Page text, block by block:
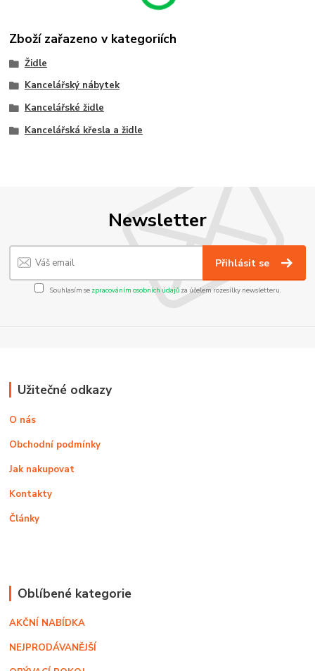
Zboží zařazeno v kategoriích
Židle
Kancelářský nábytek
Kancelářské židle
Kancelářská křesla a židle
Newsletter
Přihlásit se
Souhlasím se zpracováním osobních údajůza účelem rozesílky newsletteru.
Užitečné odkazy
O nás
Obchodní podmínky
Jak nakupovat
Kontakty
Články
Oblíbené kategorie
AKČNÍ NABÍDKA
NEJPRODÁVANĚJŠÍ